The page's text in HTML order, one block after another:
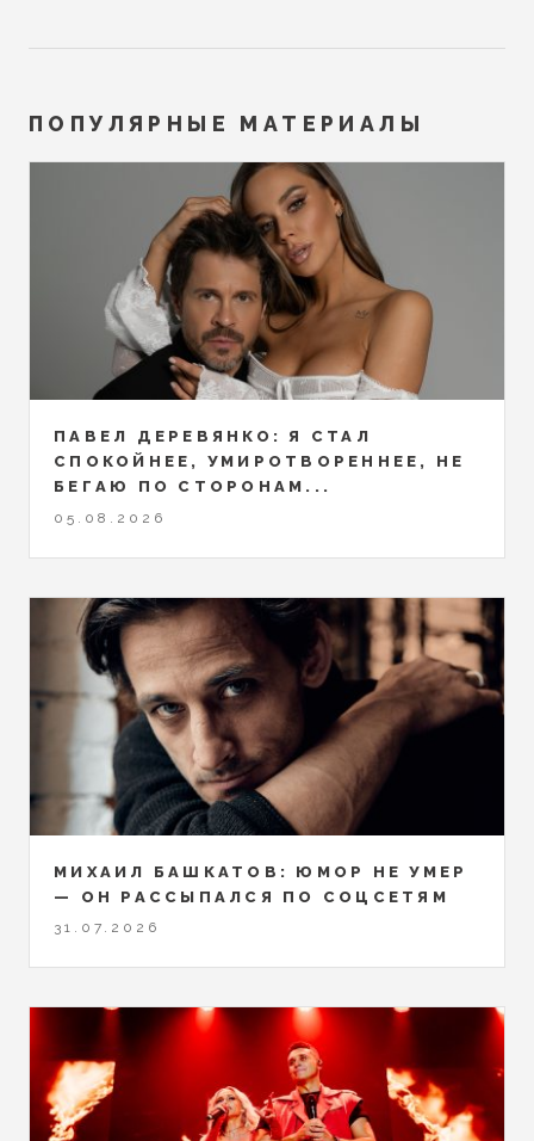
ПОПУЛЯРНЫЕ МАТЕРИАЛЫ
ПАВЕЛ ДЕРЕВЯНКО: Я СТАЛ
СПОКОЙНЕЕ, УМИРОТВОРЕННЕЕ, НЕ
БЕГАЮ ПО СТОРОНАМ...
05.08.2026
МИХАИЛ БАШКАТОВ: ЮМОР НЕ УМЕР
— ОН РАССЫПАЛСЯ ПО СОЦСЕТЯМ
31.07.2026